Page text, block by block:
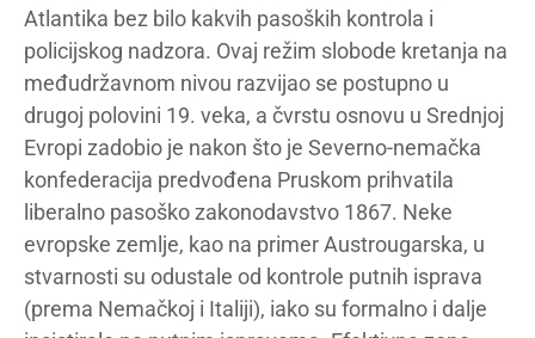
Atlantika bez bilo kakvih pasoških kontrola i
policijskog nadzora. Ovaj režim slobode kretanja na
međudržavnom nivou razvijao se postupno u
drugoj polovini 19. veka, a čvrstu osnovu u Srednjoj
Evropi zadobio je nakon što je Severno-nemačka
konfederacija predvođena Pruskom prihvatila
liberalno pasoško zakonodavstvo 1867. Neke
evropske zemlje, kao na primer Austrougarska, u
stvarnosti su odustale od kontrole putnih isprava
(prema Nemačkoj i Italiji), iako su formalno i dalje